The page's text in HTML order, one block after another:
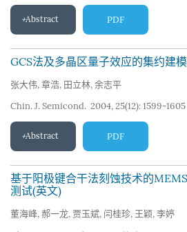
Abstract PDF
GCS法及多晶区量子效应的集约建
张大伟, 章浩, 田立林, 余志平
Chin. J. Semicond. 2004, 25(12): 1599-1605
Abstract PDF
基于阳极键合干法刻蚀技术的
测试(英文)
董海峰, 郝一龙, 贾玉斌, 闫桂珍, 王颖, 李婷